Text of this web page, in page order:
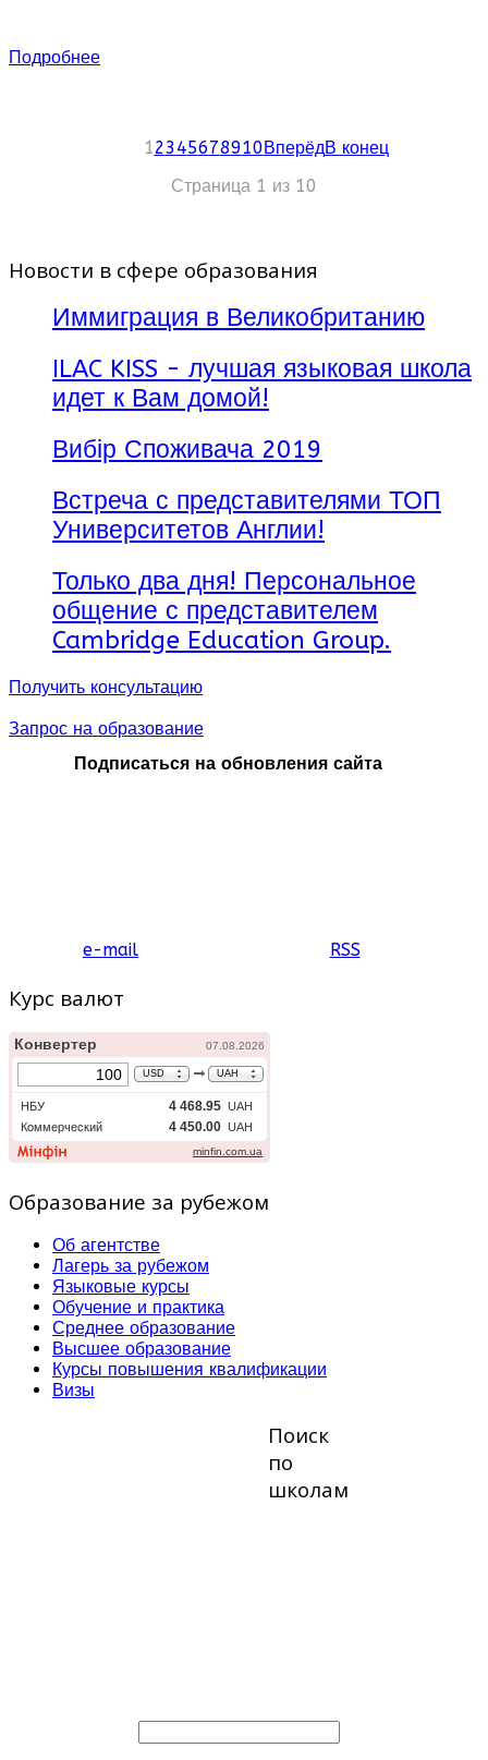
признавалась лучшей языковой школой! ILSC
представляет качественное образование
мирового класса, высокий уровень
преподавания и невероятный
образовательный и практический опыт!
Подробнее
12345678910ВперёдВ конец
Страница 1 из 10
Новости в сфере образования
Иммиграция в Великобританию
ILAC KISS - лучшая языковая школа
идет к Вам домой!
Вибір Споживача 2019
Встреча с представителями ТОП
Университетов Англии!
Только два дня! Персональное
общение с представителем
Cambridge Education Group.
Получить консультацию
Запрос на образование
Подписаться на обновления сайта
e-mail RSS
Курс валют
Образование за рубежом
Об агентстве
Лагерь за рубежом
Языковые курсы
Обучение и практика
Среднее образование
Высшее образование
Курсы повышения квалификации
Визы
Поиск
по
школам